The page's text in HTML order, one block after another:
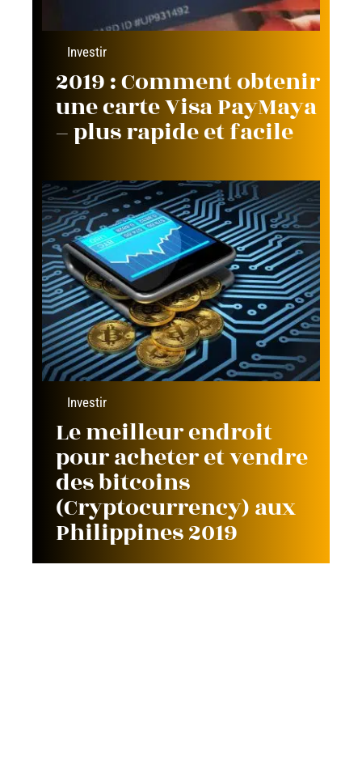
Investir
2019 : Comment obtenir
une carte Visa PayMaya
– plus rapide et facile
Investir
Le meilleur endroit
pour acheter et vendre
des bitcoins
(Cryptocurrency) aux
Philippines 2019